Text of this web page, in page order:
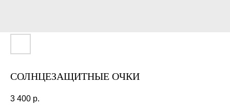
СОЛНЦЕЗАЩИТНЫЕ ОЧКИ
3 400 р.